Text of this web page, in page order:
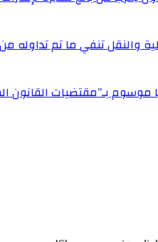
والنقل تنفي ما تم
موسوم بـ”مقتضيات